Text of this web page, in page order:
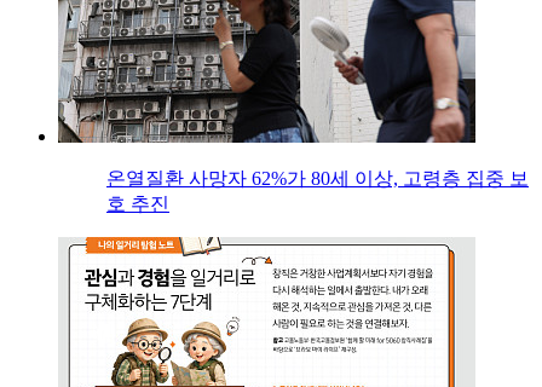
온열질환 사망자 62%가 80세 이상, 고령층 집중 보
호 추진